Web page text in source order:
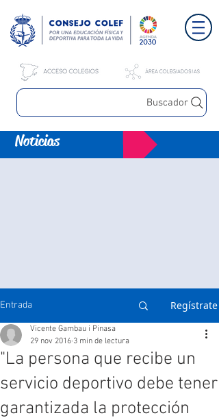
Buscador
Noticias
Entrada Regístrate
"La persona que recibe un
servicio deportivo debe tener
garantizada la protección
Vicente Gambau i Pinasa
29 nov 2016 3 min de lectura